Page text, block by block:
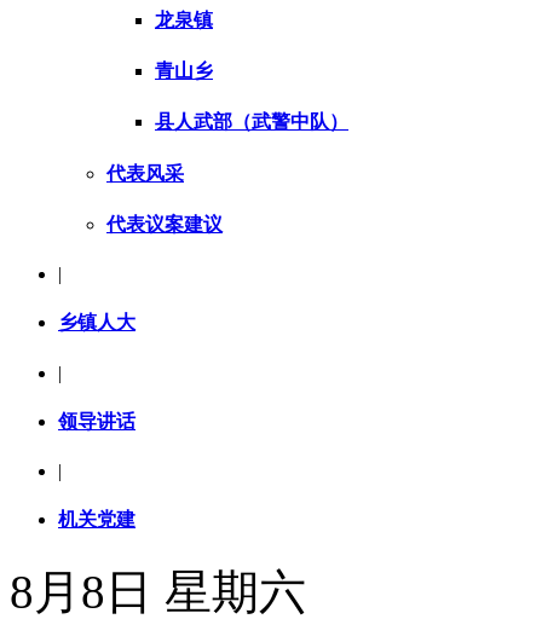
龙泉镇
青山乡
县人武部（武警中队）
代表风采
代表议案建议
|
乡镇人大
|
领导讲话
|
机关党建
8月8日 星期六